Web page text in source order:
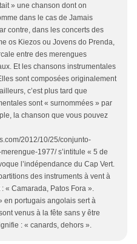
» une chanson dont on
dans le cas de Jamais
contre, dans les concerts des
os Kiezos ou Jovens do Prenda,
entre des merengues
Et les chansons instrumentales
sont composées originalement
c’est plus tard que
sont « surnommées » par
la chanson que vous pouvez
2012/10/25/conjunto-
1977/ s’intitule « 5 de
l’indépendance du Cap Vert.
des instruments à vent à
« Camarada, Patos Fora ».
en portugais angolais sert à
venus à la fête sans y être
: « canards, dehors ».